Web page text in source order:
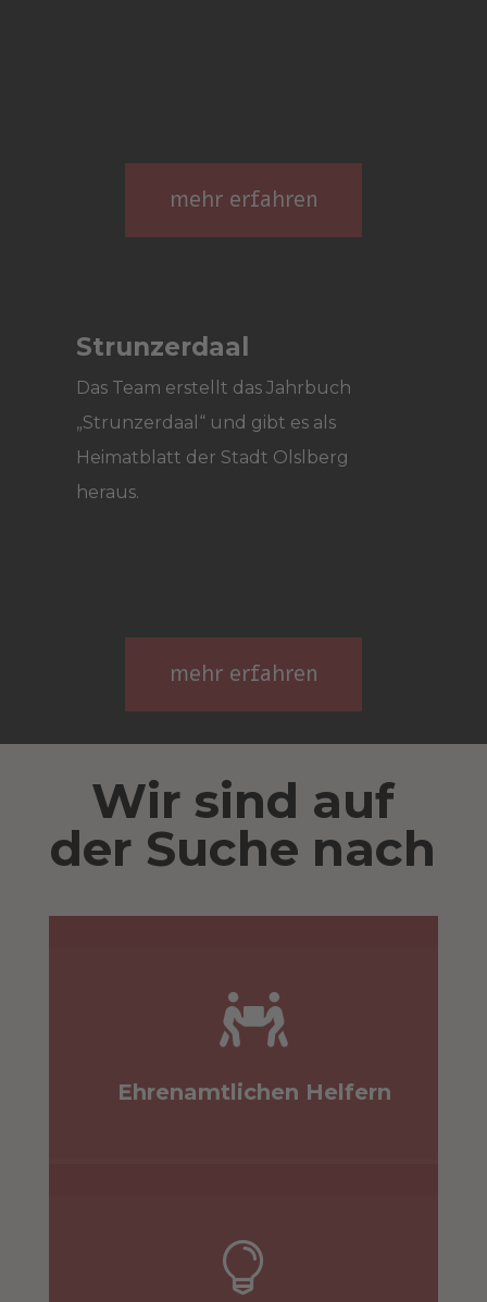
mehr erfahren
Strunzerdaal
Das Team erstellt das Jahrbuch
„Strunzerdaal“ und gibt es als
Heimatblatt der Stadt Olslberg
heraus.
mehr erfahren
Wir sind auf
der Suche nach

Ehrenamtlichen Helfern
